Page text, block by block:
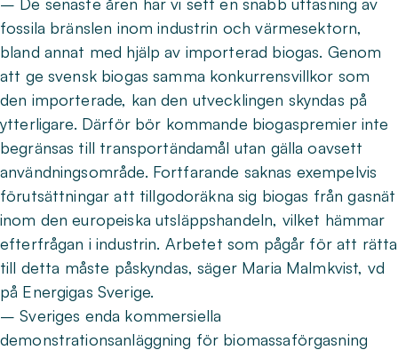
fossila bränslen inom industrin och värmesektorn,
bland annat med hjälp av importerad biogas. Genom
att ge svensk biogas samma konkurrensvillkor som
den importerade, kan den utvecklingen skyndas på
ytterligare. Därför bör kommande biogaspremier inte
begränsas till transportändamål utan gälla oavsett
användningsområde. Fortfarande saknas exempelvis
förutsättningar att tillgodoräkna sig biogas från gasnät
inom den europeiska utsläppshandeln, vilket hämmar
efterfrågan i industrin. Arbetet som pågår för att rätta
till detta måste påskyndas, säger Maria Malmkvist, vd
på Energigas Sverige.
– Sveriges enda kommersiella
demonstrationsanläggning för biomassaförgasning